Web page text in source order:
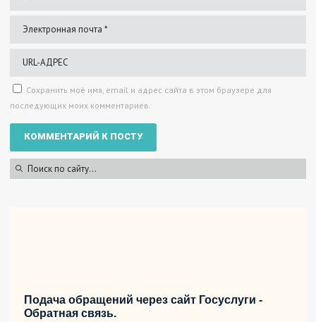
Сохранить моё имя, email и адрес сайта в этом браузере для
последующих моих комментариев.
Подача обращений через сайт Госуслуги -
Обратная связь.